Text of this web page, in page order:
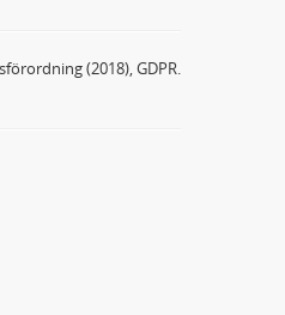
(2018), GDPR.